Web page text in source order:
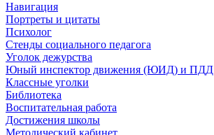
Навигация
Портреты и цитаты
Психолог
Стенды социального педагога
Уголок дежурства
Юный инспектор движения (ЮИД) и ПДД
Классные уголки
Библиотека
Воспитательная работа
Достижения школы
Методический кабинет